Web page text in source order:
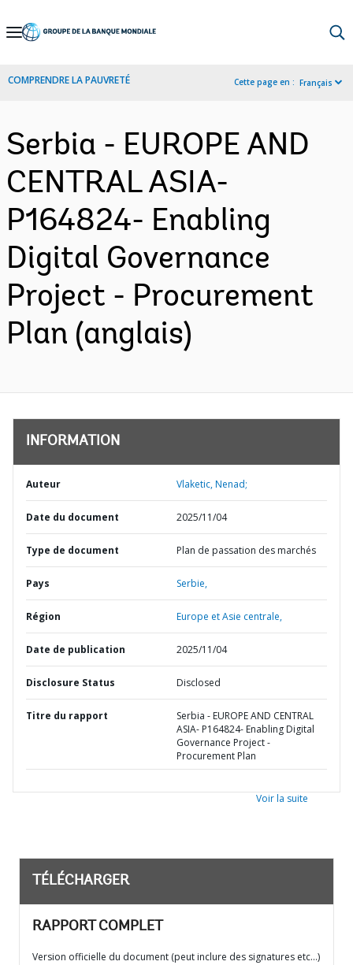
Skip
Navigation
COMPRENDRE LA PAUVRETÉ Cette page en : Français
Serbia - EUROPE AND
CENTRAL ASIA-
P164824- Enabling
Digital Governance
Project - Procurement
Plan (anglais)
INFORMATION
Auteur Vlaketic, Nenad;
Date du document 2025/11/04
Type de document Plan de passation des marchés
Pays Serbie,
Région Europe et Asie centrale,
Date de publication 2025/11/04
Disclosure Status Disclosed
Titre du rapport
Serbia - EUROPE AND CENTRAL
ASIA- P164824- Enabling Digital
Governance Project -
Procurement Plan
Voir la suite
TÉLÉCHARGER
RAPPORT COMPLET
Version officielle du document (peut inclure des signatures etc…)